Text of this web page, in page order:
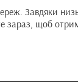
Завдяки
зараз, щоб